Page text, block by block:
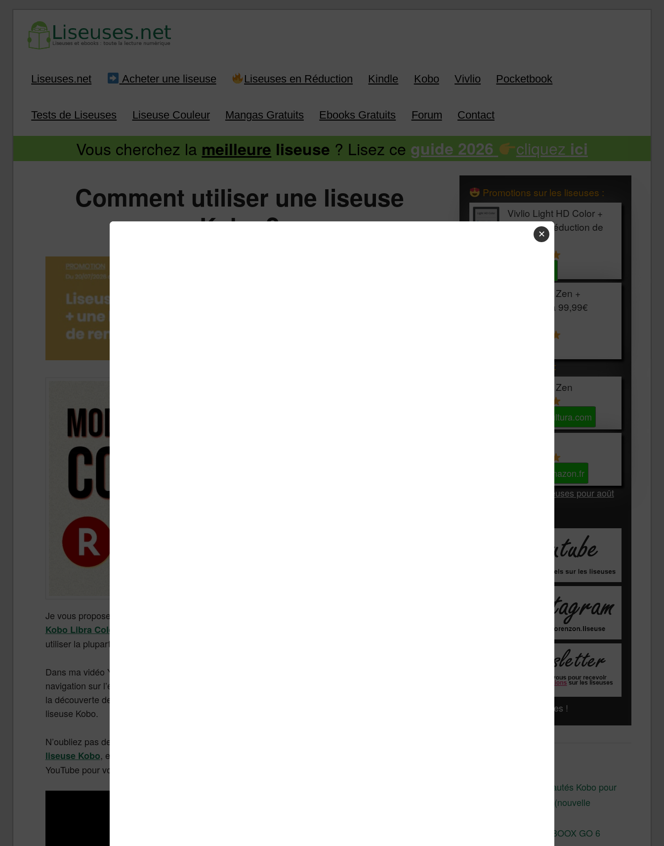
Infos sur les liseuses Kindle, Kobo, Vivlio, Pocketbook
Liseuses.net Acheter une liseuse Liseuses en Réduction Kindle Kobo Vivlio Pocketbook
Tests de Liseuses Liseuse Couleur Mangas Gratuits Ebooks Gratuits Forum Contact
Vous cherchez la meilleure liseuse ? Lisez ce guide 2026 cliquez ici
Comment utiliser une liseuse
Kobo ?
Je vous propose un tutoriel complet pour apprendre à utiliser votre liseuse Kobo. J’utilise la liseuse
Kobo Libra Colour
utiliser la plupart des fonctions présentées sur un autre modèle de liseuse Kobo.
Dans ma vidéo Youtube, j’explore en profondeur tout ce que cette liseuse a à offrir, de la
navigation sur l’écran d’accueil à la personnalisation de vos préférences de lecture, en passant par
la découverte de fonctionnalités d’affichage qui peuvent vous aider à lire des ebooks sur votre
liseuse Kobo.
N’oubliez pas de regarder la vidéo ci-dessous pour un tutoriel pas à pas sur la façon d’utiliser votre
liseuse Kobo, et si vous trouvez le contenu utile, n’oubliez pas de vous abonner à la chaîne
YouTube pour voir beaucoup d’autres vidéos du même genre :
Promotions sur les liseuses :
Vivlio Light HD Color +
HOUSSE réduction de
Vivlio Light Zen +
HOUSSE à 99,99€
Les accessibles :
Vivlio Light Zen
Voir sur Cultura.com
Voir sur Amazon.fr
Les Meilleures liseuses pour août
Liseuses pas chères !
Les nouveautés Kobo pour
la fin 2026 (nouvelle
Test de la BOOX GO 6
✕